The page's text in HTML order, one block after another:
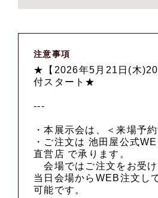
注意事項
★【2026年5月21日(木)20
付スタート★
---
・本展示会は、＜来場予約
・ご注文は 池田屋公式
直営店 で承ります。
会場ではご注文をお受け
当日会場からWEB注文し
可能です。